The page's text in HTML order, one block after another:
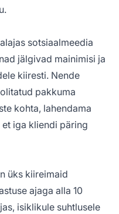
sotsiaalmeedia
jälgivad mainimisi ja
kiiresti. Nende
pakkuma
kohta, lahendama
iga kliendi päring
üks kiireimaid
ajaga alla 10
isiklikule suhtlusele